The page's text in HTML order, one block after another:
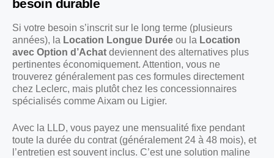
besoin durable
Si votre besoin s’inscrit sur le long terme (plusieurs
années), la Location Longue Durée ou la Location
avec Option d’Achat deviennent des alternatives plus
pertinentes économiquement. Attention, vous ne
trouverez généralement pas ces formules directement
chez Leclerc, mais plutôt chez les concessionnaires
spécialisés comme Aixam ou Ligier.
Avec la LLD, vous payez une mensualité fixe pendant
toute la durée du contrat (généralement 24 à 48 mois), et
l’entretien est souvent inclus. C’est une solution maline